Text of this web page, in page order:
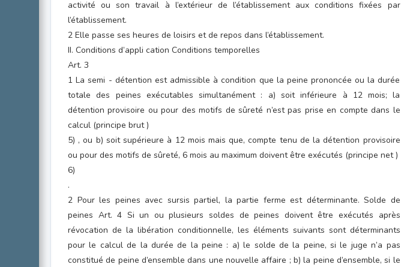
activité ou son travail à l’extérieur de l’établissement aux conditions fixées par
l’établissement.
2 Elle passe ses heures de loisirs et de repos dans l’établissement.
II. Conditions d’appli cation Conditions temporelles
Art. 3
1 La semi - détention est admissible à condition que la peine prononcée ou la durée
totale des peines exécutables simultanément : a) soit inférieure à 12 mois; la
détention provisoire ou pour des motifs de sûreté n’est pas prise en compte dans le
calcul (principe brut )
5) , ou b) soit supérieure à 12 mois mais que, compte tenu de la détention provisoire
ou pour des motifs de sûreté, 6 mois au maximum doivent être exécutés (principe net )
6)
.
2 Pour les peines avec sursis partiel, la partie ferme est déterminante. Solde de
peines Art. 4 Si un ou plusieurs soldes de peines doivent être exécutés après
révocation de la libération conditionnelle, les éléments suivants sont déterminants
pour le calcul de la durée de la peine : a) le solde de la peine, si le juge n’a pas
constitué de peine d’ensemble dans une nouvelle affaire ; b) la peine d’ensemble, si le